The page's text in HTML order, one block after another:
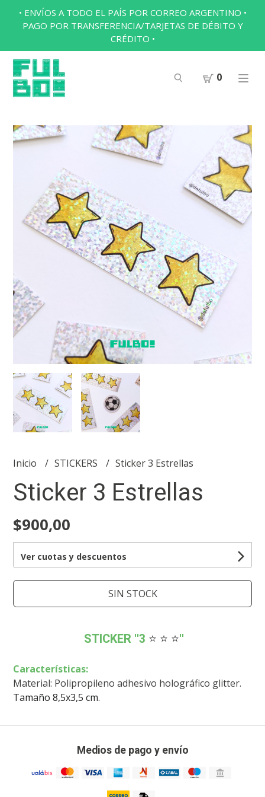
• ENVÍOS A TODO EL PAÍS POR CORREO ARGENTINO •
PAGO POR TRANSFERENCIA/TARJETAS DE DÉBITO Y
CRÉDITO •
0
Inicio STICKERS Sticker 3 Estrellas
Sticker 3 Estrellas
$900,00
Ver cuotas y descuentos
SIN STOCK
STICKER ''3 ⭐ ⭐ ⭐''
Características:
Material: Polipropileno adhesivo holográfico glitter.
Tamaño 8,5x3,5 cm.
Medios de pago y envío